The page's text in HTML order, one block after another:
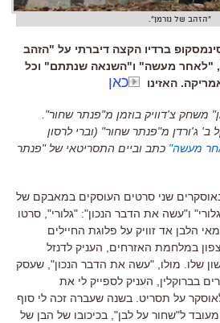
"הזהב של נורמן".
ברדיו הקצה דיברתי על "הזהב
"לאחר מעשה" ו"השנאה שנתתם" וכל
האזינו
כאן
משחק צ'דוויק בוזמן מ"פנתר שחור".
ב' ג'ורדן מ"פנתר שחור" (וברי לרסון
מעשה" כתב וביים התסריטאי של "פנתר
שני סרטים העוסקים במאבקם של
גלורי" ו"עשה את הדבר הנכון": "גלורי", סרטו
הלבן אד זוויק על פלוגת החיילים
במלחמת האזרחים
העניק לדנזל
שלו
מולו , "עשה את הדבר הנכון", שעסק
בברוקלין
העניק לספייק לי את
על תסריט בשנה שעברה זכה לי סוף
ל"שחור על לבן", בכיכובו של הבן של